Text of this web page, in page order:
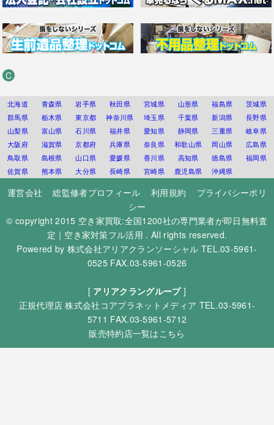
C
北海道 青森県 岩手県 秋田県 宮城県 山形県 福島県
茨城県
群馬県
栃木県 東京都 神奈川県 埼玉県 千葉県 新潟県
長野県
山梨県
富山県 石川県 福井県 愛知県 静岡県 三重県
岐阜県
大阪府
滋賀県 京都府 兵庫県 奈良県 和歌山県 岡山県
広島県
鳥取県
島根県 山口県 愛媛県 香川県 高知県 徳島県
福岡県
佐賀県
熊本県 大分県 長崎県 宮崎県 鹿児島県 沖縄県
運営会社 総監修者プロフィール 利用規約
プライバシーポリ
シー
© copyright 2015 空き家買取:全国1200社の専門業者が即日無料査
定｜空き家対策フル活用 . All rights reserved.
Powered by 株式会社アリアクランソーシャル TEL.03-5961-
0525 FAX.03-5961-0526
[ アリアクラングループ]
正規代理店株式会社コアプラネットメディア TEL.03-5961-
5711 FAX.03-5961-5712
販売特約店一覧はこちら